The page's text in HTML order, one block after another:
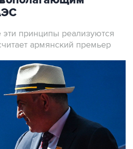
принципы реализуются